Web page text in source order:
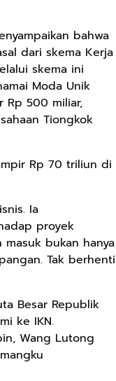
bahwa
dari skema Kerja
skema ini
Moda Unik
Rp 500 miliar,
Tiongkok
Rp 70 triliun di
Ia
proyek
bukan hanya
Tak berhenti
Besar Republik
ke IKN.
Wang Lutong